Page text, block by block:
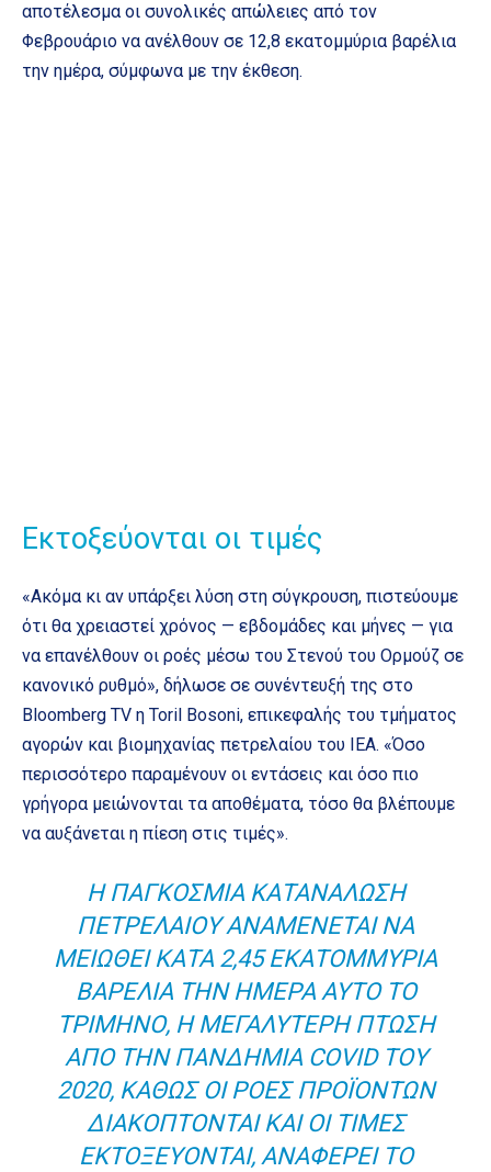
αποτέλεσμα οι συνολικές απώλειες από τον
Φεβρουάριο να ανέλθουν σε 12,8 εκατομμύρια βαρέλια
την ημέρα, σύμφωνα με την έκθεση.
Εκτοξεύονται οι τιμές
«Ακόμα κι αν υπάρξει λύση στη σύγκρουση, πιστεύουμε
ότι θα χρειαστεί χρόνος — εβδομάδες και μήνες — για
να επανέλθουν οι ροές μέσω του Στενού του Ορμούζ σε
κανονικό ρυθμό», δήλωσε σε συνέντευξή της στο
Bloomberg TV η Toril Bosoni, επικεφαλής του τμήματος
αγορών και βιομηχανίας πετρελαίου του IEA. «Όσο
περισσότερο παραμένουν οι εντάσεις και όσο πιο
γρήγορα μειώνονται τα αποθέματα, τόσο θα βλέπουμε
να αυξάνεται η πίεση στις τιμές».
Η ΠΑΓΚΌΣΜΙΑ ΚΑΤΑΝΆΛΩΣΗ
ΠΕΤΡΕΛΑΊΟΥ ΑΝΑΜΈΝΕΤΑΙ ΝΑ
ΜΕΙΩΘΕΊ ΚΑΤΆ 2,45 ΕΚΑΤΟΜΜΎΡΙΑ
ΒΑΡΈΛΙΑ ΤΗΝ ΗΜΈΡΑ ΑΥΤΌ ΤΟ
ΤΡΊΜΗΝΟ, Η ΜΕΓΑΛΎΤΕΡΗ ΠΤΏΣΗ
ΑΠΌ ΤΗΝ ΠΑΝΔΗΜΊΑ COVID ΤΟΥ
2020, ΚΑΘΏΣ ΟΙ ΡΟΈΣ ΠΡΟΪΌΝΤΩΝ
ΔΙΑΚΌΠΤΟΝΤΑΙ ΚΑΙ ΟΙ ΤΙΜΈΣ
ΕΚΤΟΞΕΎΟΝΤΑΙ, ΑΝΑΦΈΡΕΙ ΤΟ